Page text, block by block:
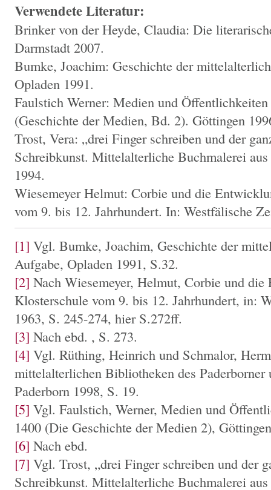
Verwendete Literatur:
Brinker von der Heyde, Claudia: Die
Darmstadt 2007.
Bumke, Joachim: Geschichte der
Opladen 1991.
Faulstich Werner: Medien und
(Geschichte der Medien, Bd. 2). Göttingen
Trost, Vera: „drei Finger schreiben und der
Schreibkunst. Mittelalterliche Buchmalerei
1994.
Wiesemeyer Helmut: Corbie und die
vom 9. bis 12. Jahrhundert. In: Westfälische
[1] Vgl. Bumke, Joachim, Geschichte der
Aufgabe, Opladen 1991, S.32.
[2] Nach Wiesemeyer, Helmut, Corbie und
Klosterschule vom 9. bis 12. Jahrhundert, in:
1963, S. 245-274, hier S.272ff.
[3] Nach ebd. , S. 273.
[4] Vgl. Rüthing, Heinrich und Schmalor,
mittelalterlichen Bibliotheken des Paderborner
Paderborn 1998, S. 19.
[5] Vgl. Faulstich, Werner, Medien und
1400 (Die Geschichte der Medien 2),
[6] Nach ebd.
[7] Vgl. Trost, „drei Finger schreiben und der
Schreibkunst. Mittelalterliche Buchmalerei